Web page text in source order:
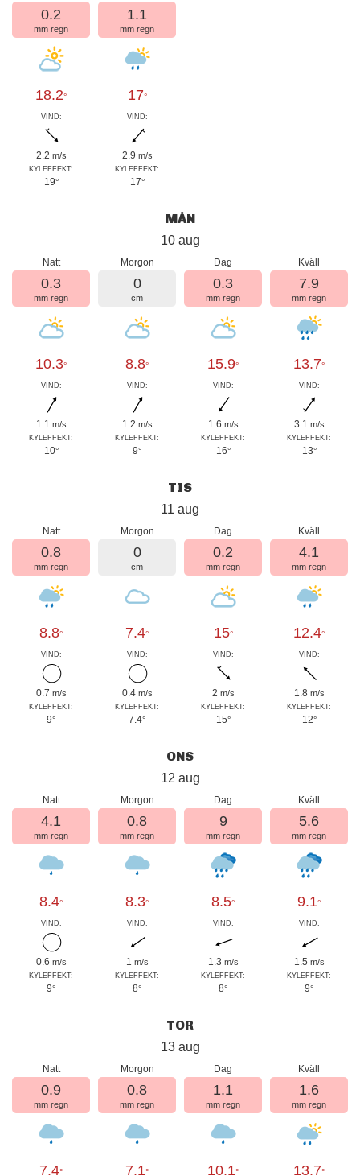
0.2
mm regn
18.2°
VIND:
2.2 m/s
KYLEFFEKT:
19°
1.1
mm regn
17°
VIND:
2.9 m/s
KYLEFFEKT:
17°
MÅN
10 aug
Natt
0.3
mm regn
10.3°
VIND:
1.1 m/s
KYLEFFEKT:
10°
Morgon
0
cm
8.8°
VIND:
1.2 m/s
KYLEFFEKT:
9°
Dag
0.3
mm regn
15.9°
VIND:
1.6 m/s
KYLEFFEKT:
16°
Kväll
7.9
mm regn
13.7°
VIND:
3.1 m/s
KYLEFFEKT:
13°
TIS
11 aug
Natt
0.8
mm regn
8.8°
VIND:
0.7 m/s
KYLEFFEKT:
9°
Morgon
0
cm
7.4°
VIND:
0.4 m/s
KYLEFFEKT:
7.4°
Dag
0.2
mm regn
15°
VIND:
2 m/s
KYLEFFEKT:
15°
Kväll
4.1
mm regn
12.4°
VIND:
1.8 m/s
KYLEFFEKT:
12°
ONS
12 aug
Natt
4.1
mm regn
8.4°
VIND:
0.6 m/s
KYLEFFEKT:
9°
Morgon
0.8
mm regn
8.3°
VIND:
1 m/s
KYLEFFEKT:
8°
Dag
9
mm regn
8.5°
VIND:
1.3 m/s
KYLEFFEKT:
8°
Kväll
5.6
mm regn
9.1°
VIND:
1.5 m/s
KYLEFFEKT:
9°
TOR
13 aug
Natt
0.9
mm regn
7.4°
Morgon
0.8
mm regn
7.1°
Dag
1.1
mm regn
10.1°
Kväll
1.6
mm regn
13.7°